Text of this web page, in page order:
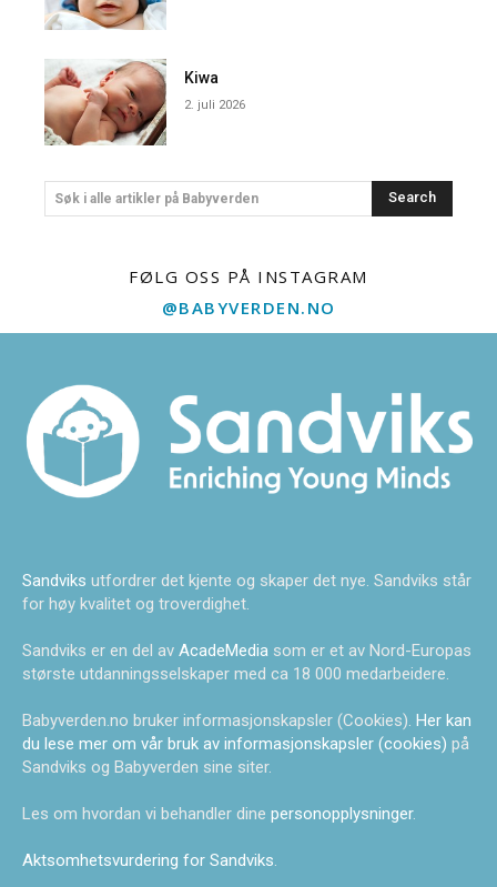
Kiwa
2. juli 2026
Søk i alle artikler på Babyverden Search
FØLG OSS PÅ INSTAGRAM
@BABYVERDEN.NO
Sandviks utfordrer det kjente og skaper det nye. Sandviks står
for høy kvalitet og troverdighet.
Sandviks er en del av AcadeMedia som er et av Nord-Europas
største utdanningsselskaper med ca 18 000 medarbeidere.
Babyverden.no bruker informasjonskapsler (Cookies). Her kan
du lese mer om vår bruk av informasjonskapsler (cookies) på
Sandviks og Babyverden sine siter.
Les om hvordan vi behandler dine personopplysninger.
Aktsomhetsvurdering for Sandviks.